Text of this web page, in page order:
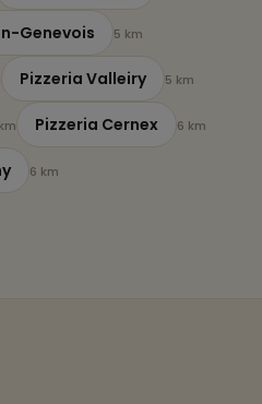
Genevois 5 km
Pizzeria Valleiry 5 km
Pizzeria Cernex 6 km
6 km